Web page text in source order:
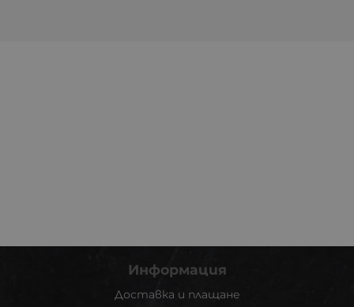
Информация
Доставка и плащане